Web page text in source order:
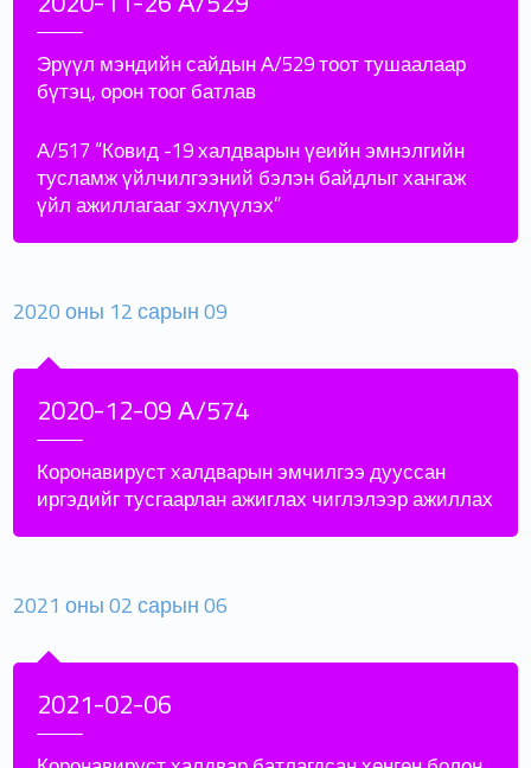
Эрүүл мэндийн сайдын А/529 тоот тушаалаар
бүтэц, орон тоог батлав
А/517 “Ковид -19 халдварын үеийн эмнэлгийн
тусламж үйлчилгээний бэлэн байдлыг хангаж
үйл ажиллагааг эхлүүлэх”
2020 оны 12 сарын 09
2020-12-09 А/574
Коронавируст халдварын эмчилгээ дууссан
иргэдийг тусгаарлан ажиглах чиглэлээр ажиллах
2021 оны 02 сарын 06
2021-02-06